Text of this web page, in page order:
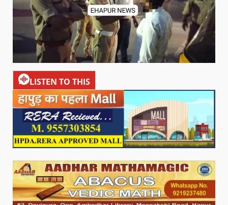
LISTEN TO THIS